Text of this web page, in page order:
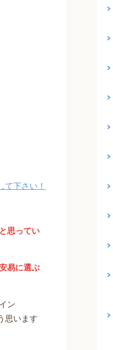
下さい！
思ってい
易に選ぶ
ン
思います